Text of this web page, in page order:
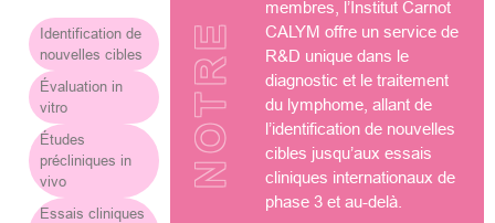
Identification de
nouvelles cibles
Évaluation in
vitro
Études
précliniques in
vivo
Essais cliniques
membres, l’Institut Carnot
CALYM offre un service de
R&D unique dans le
diagnostic et le traitement
du lymphome, allant de
l’identification de nouvelles
cibles jusqu’aux essais
cliniques internationaux de
phase 3 et au-delà.